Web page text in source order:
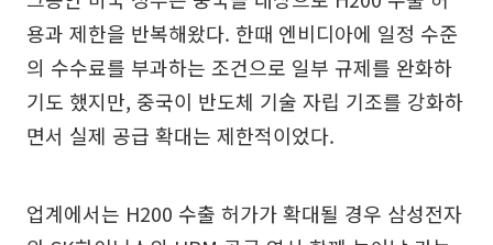
용과 제한을 반복해왔다. 한때 엔비디아에 일정 수준
의 수수료를 부과하는 조건으로 일부 규제를 완화하
기도 했지만, 중국이 반도체 기술 자립 기조를 강화하
면서 실제 공급 확대는 제한적이었다.
업계에서는 H200 수출 허가가 확대될 경우 삼성전자